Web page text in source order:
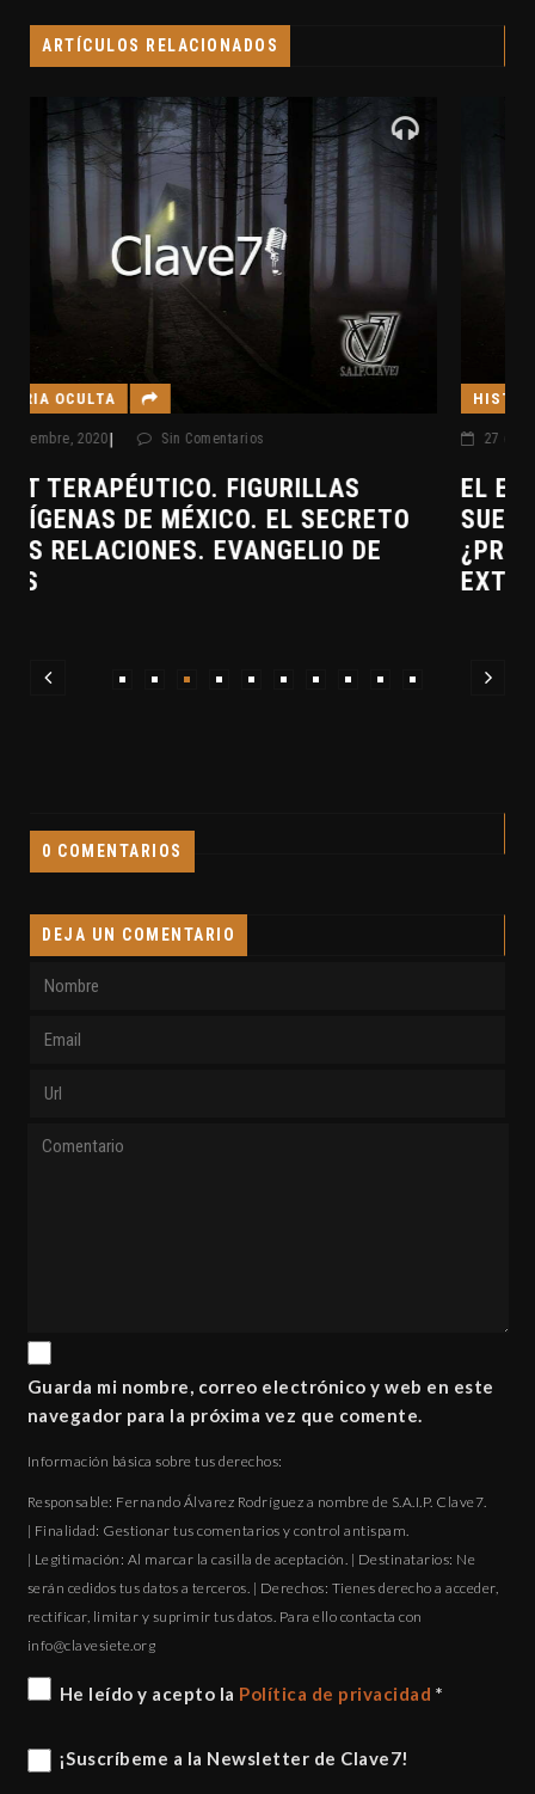
ARTÍCULOS RELACIONADOS
HISTORIA OCULTA
27 diciembre, 2020| Sin Comentarios
EL EVANGELIO DE SAN PEDRO. UN
SUEÑO MUY LUCIDO. CLAVE7 NEWS
¿PREPARADOS PARA UNA VISITA
EXTRATERRESTRE?
0 COMENTARIOS
DEJA UN COMENTARIO
Guarda mi nombre, correo electrónico y web en este
navegador para la próxima vez que comente.
Información básica sobre tus derechos:
Responsable: Fernando Álvarez Rodríguez a nombre de S.A.I.P. Clave7.
| Finalidad: Gestionar tus comentarios y control antispam.
| Legitimación: Al marcar la casilla de aceptación. | Destinatarios: Ne
serán cedidos tus datos a terceros. | Derechos: Tienes derecho a acceder,
rectificar, limitar y suprimir tus datos. Para ello contacta con
gro.eteisevalc@ofni
He leído y acepto la Política de privacidad *
¡Suscríbeme a la Newsletter de Clave7!